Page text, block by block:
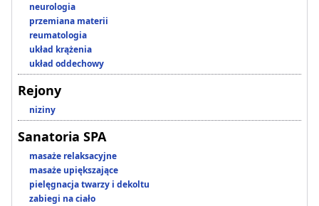
neurologia
przemiana materii
reumatologia
układ krążenia
układ oddechowy
Rejony
niziny
Sanatoria SPA
masaże relaksacyjne
masaże upiększające
pielęgnacja twarzy i dekoltu
zabiegi na ciało